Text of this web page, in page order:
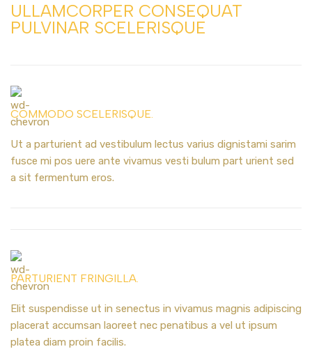
ULLAMCORPER CONSEQUAT
PULVINAR SCELERISQUE
COMMODO SCELERISQUE.
Ut a parturient ad vestibulum lectus varius dignistami sarim
fusce mi pos uere ante vivamus vesti bulum part urient sed
a sit fermentum eros.
PARTURIENT FRINGILLA.
Elit suspendisse ut in senectus in vivamus magnis adipiscing
placerat accumsan laoreet nec penatibus a vel ut ipsum
platea diam proin facilis.